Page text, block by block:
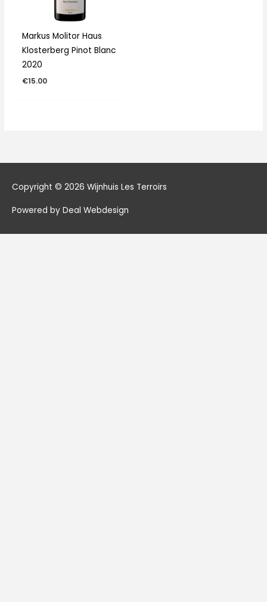
Markus Molitor Haus
Klosterberg Pinot Blanc
2020
€15.00
Copyright © 2026 Wijnhuis Les Terroirs
Powered by Deal Webdesign